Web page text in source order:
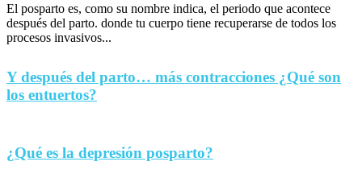
El posparto es, como su nombre indica, el periodo que acontece
después del parto. donde tu cuerpo tiene recuperarse de todos los
procesos invasivos...
Y después del parto… más contracciones ¿Qué son
los entuertos?
¿Qué es la depresión posparto?